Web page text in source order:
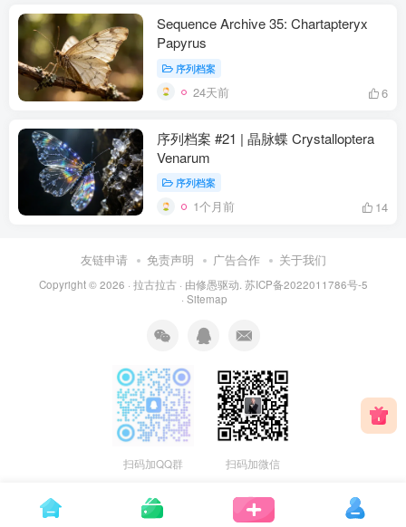
Sequence Archive 35: Chartapteryx
Papyrus
序列档案
24天前 6
序列档案 #21 | 晶脉蝶 Crystalloptera
Venarum
序列档案
1个月前 14
友链申请 免责声明 广告合作 关于我们
Copyright © 2026 · 拉古拉古 · 由修愚驱动. 苏ICP备2022011786号-5
· Sitemap
扫码加QQ群 扫码加微信